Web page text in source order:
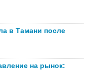
в Тамани после
на рынок: